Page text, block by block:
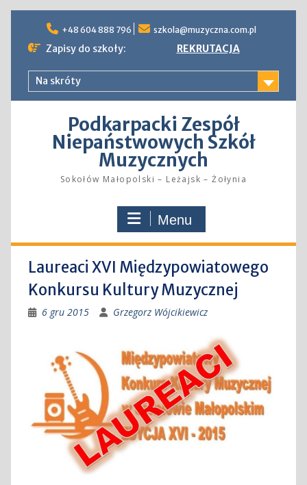
content
+48 604 888 796 szkola@muzyczna.com.pl
Zapisy do szkoły: REKRUTACJA
Na skróty
Podkarpacki Zespół
Niepaństwowych Szkół
Muzycznych
Sokołów Małopolski – Leżajsk – Żołynia
Menu
Laureaci XVI Międzypowiatowego
Konkursu Kultury Muzycznej
6 gru 2015 Grzegorz Wójcikiewicz